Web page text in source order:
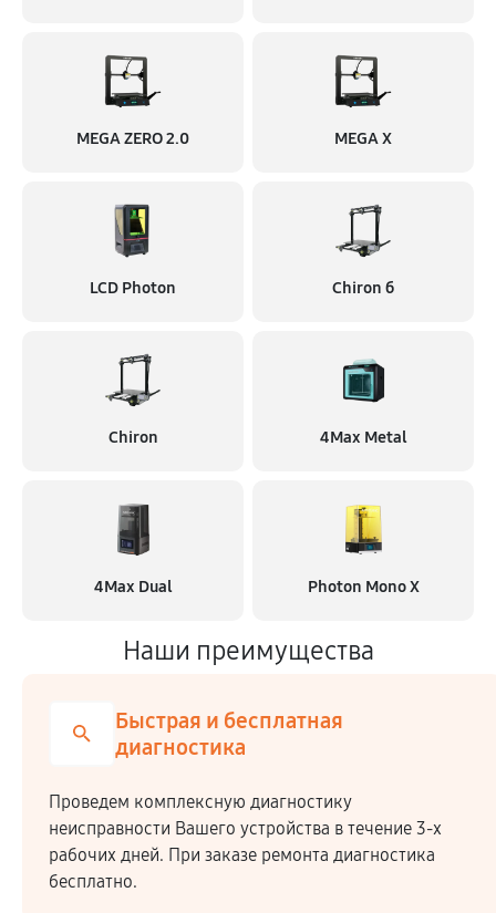
MEGA ZERO 2.0 MEGA X
LCD Photon Chiron б
Chiron 4Max Metal
4Max Dual Photon Mono X
Наши преимущества
Быстрая и бесплатная
диагностика
Проведем комплексную диагностику
неисправности Вашего устройства в течение 3-х
рабочих дней. При заказе ремонта диагностика
бесплатно.